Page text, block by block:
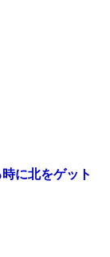
に北をゲット